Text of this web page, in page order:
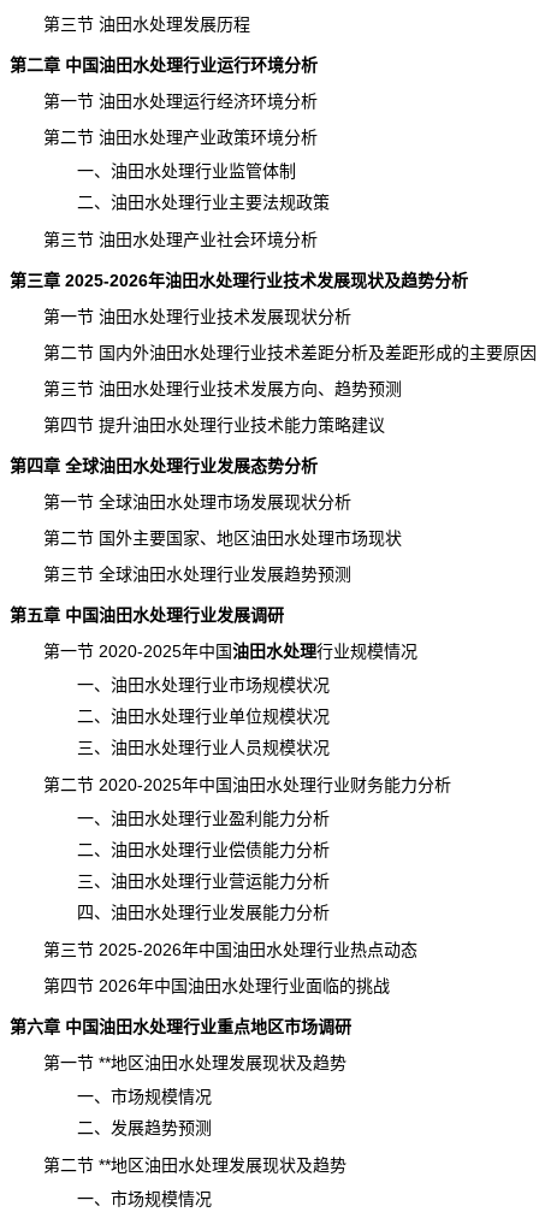
第三节 油田水处理发展历程
第二章 中国油田水处理行业运行环境分析
第一节 油田水处理运行经济环境分析
第二节 油田水处理产业政策环境分析
一、油田水处理行业监管体制
二、油田水处理行业主要法规政策
第三节 油田水处理产业社会环境分析
第三章 2025-2026年油田水处理行业技术发展现状及趋势分析
第一节 油田水处理行业技术发展现状分析
第二节 国内外油田水处理行业技术差距分析及差距形成的主要原因
第三节 油田水处理行业技术发展方向、趋势预测
第四节 提升油田水处理行业技术能力策略建议
第四章 全球油田水处理行业发展态势分析
第一节 全球油田水处理市场发展现状分析
第二节 国外主要国家、地区油田水处理市场现状
第三节 全球油田水处理行业发展趋势预测
第五章 中国油田水处理行业发展调研
第一节 2020-2025年中国油田水处理行业规模情况
一、油田水处理行业市场规模状况
二、油田水处理行业单位规模状况
三、油田水处理行业人员规模状况
第二节 2020-2025年中国油田水处理行业财务能力分析
一、油田水处理行业盈利能力分析
二、油田水处理行业偿债能力分析
三、油田水处理行业营运能力分析
四、油田水处理行业发展能力分析
第三节 2025-2026年中国油田水处理行业热点动态
第四节 2026年中国油田水处理行业面临的挑战
第六章 中国油田水处理行业重点地区市场调研
第一节 **地区油田水处理发展现状及趋势
一、市场规模情况
二、发展趋势预测
第二节 **地区油田水处理发展现状及趋势
一、市场规模情况